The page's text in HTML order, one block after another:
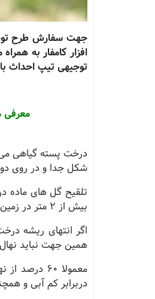
افزار کامفار به
توجیهی تیپ احداث باغ پسته سال 99 رو ، صرفا جهت مطالعه از
درخت پسته گیاهی می
شکل جدا و در روی دو
تلقیح گل های ماده
بیش از 2 متر در زمین فرو خواهد رفت .
اگر انتهای ریشه
همین جهت نباید
معمولا
دربرابر کم آبی و